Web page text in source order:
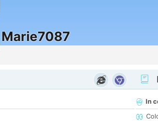
Marie7087
In